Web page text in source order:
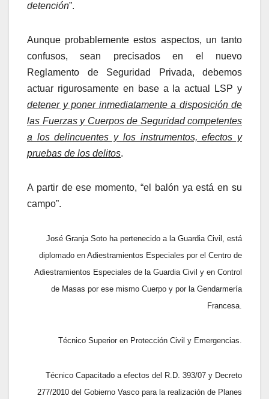
detención”.
Aunque probablemente estos aspectos, un tanto
confusos, sean precisados en el nuevo
Reglamento de Seguridad Privada, debemos
actuar rigurosamente en base a la actual LSP y
detener y poner inmediatamente a disposición de
las Fuerzas y Cuerpos de Seguridad competentes
a los delincuentes y los instrumentos, efectos y
pruebas de los delitos.
A partir de ese momento, “el balón ya está en su
campo”.
José Granja Soto ha pertenecido a la Guardia Civil, está
diplomado en Adiestramientos Especiales por el Centro de
Adiestramientos Especiales de la Guardia Civil y en Control
de Masas por ese mismo Cuerpo y por la Gendarmería
Francesa.
Técnico Superior en Protección Civil y Emergencias.
Técnico Capacitado a efectos del R.D. 393/07 y Decreto
277/2010 del Gobierno Vasco para la realización de Planes